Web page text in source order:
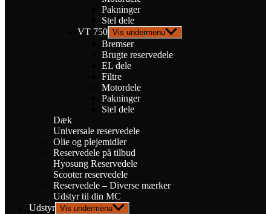
Pakninger
Stel dele
VT 750 Vis undermenu
Bremser
Brugte reservedele
EL dele
Filtre
Motordele
Pakninger
Stel dele
Dæk
Universale reservedele
Olie og plejemidler
Reservedele på tilbud
Hyosung Reservedele
Scooter reservedele
Reservedele – Diverse mærker
Udstyr til din MC
Udstyr Vis undermenu